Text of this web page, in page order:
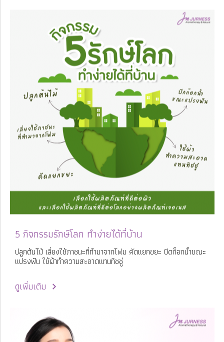
5 กิจกรรมรักษ์โลก ทำง่ายได้ที่บ้าน
ปลูกต้นไม้ เลี่ยงใช้ภาชนะที่ทำมาจากโฟม คัดแยกขยะ ปิดก็อกน้ำขณะ
แปรงฟัน ใช้ผ้าทำความสะอาดแทนทิชชู่
ดูเพิ่มเติม